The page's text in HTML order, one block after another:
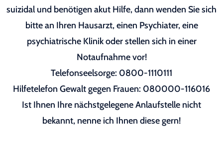
suizidal und benötigen akut Hilfe, dann wenden Sie sich
bitte an Ihren Hausarzt, einen Psychiater, eine
psychiatrische Klinik oder stellen sich in einer
Notaufnahme vor!
Telefonseelsorge: 0800-1110111
Hilfetelefon Gewalt gegen Frauen: 080000-116016
Ist Ihnen Ihre nächstgelegene Anlaufstelle nicht
bekannt, nenne ich Ihnen diese gern!